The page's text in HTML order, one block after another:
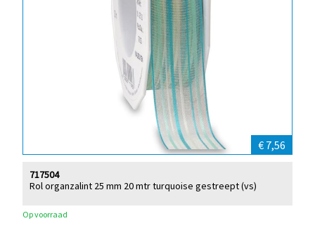
€ 7,56
Rol organzalint 25 mm 20 mtr turquoise gestreept (vs)
717504
Op voorraad